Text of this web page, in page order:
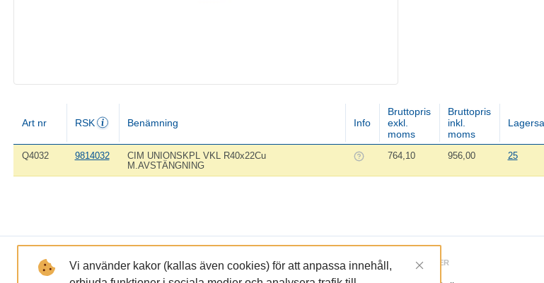
Art nr RSK Benämning Info
Bruttopris
exkl.
moms
Bruttopris
inkl.
moms
Q4032 9814032
CIM UNIONSKPL VKL R40x22Cu
M.AVSTÄNGNING
764,10 956,00 25
LÄNKAR FÖRETAGET TJÄNSTER
Vi använder kakor (kallas även cookies) för att anpassa innehåll,